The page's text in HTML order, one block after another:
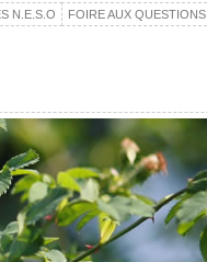
N.E.S.O FOIRE AUX QUESTIONS